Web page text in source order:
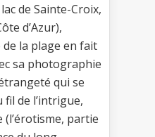
de Sainte-Croix,
d’Azur),
de la plage en fait
sa photographie
qui se
de l’intrigue,
partie